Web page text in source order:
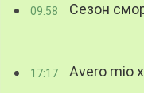
09:58 Сезон
17:17 Avero mio